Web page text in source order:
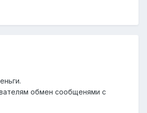
обмен сообщенями с